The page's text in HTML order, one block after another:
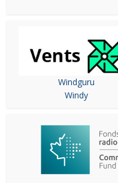
Windguru
Windy